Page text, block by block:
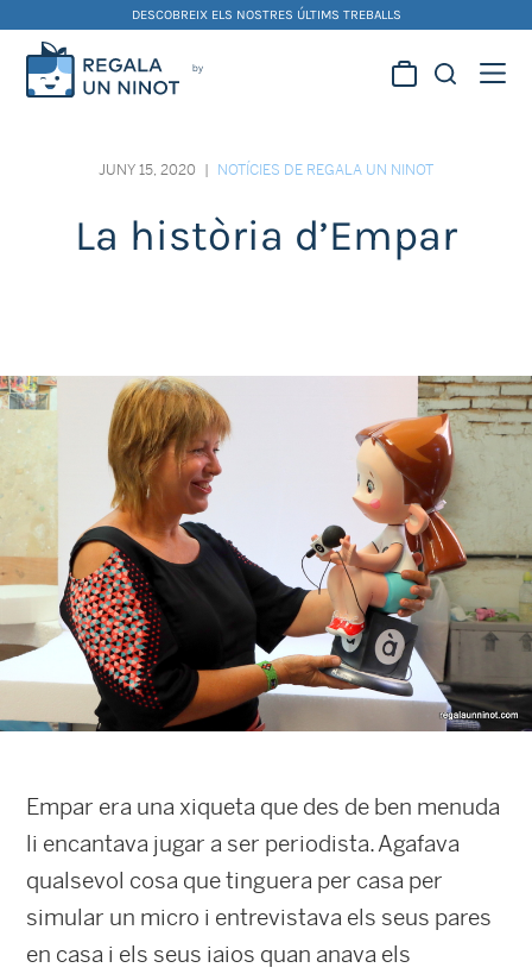
content
DESCOBREIX ELS NOSTRES ÚLTIMS TREBALLS
foguerersJUNY 15, 2020 | NOTÍCIES DE REGALA UN NINOT
La història d’Empar
Empar era una xiqueta que des de ben menuda
li encantava jugar a ser periodista. Agafava
qualsevol cosa que tinguera per casa per
simular un micro i entrevistava els seus pares
en casa i els seus iaios quan anava els